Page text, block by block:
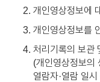
개인영상정보에
개인영상정보를
처리기록의 보관
(개인영상정보의
열람자·열람 일